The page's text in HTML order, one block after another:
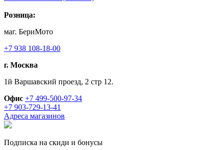
Розница:
маг. БериМото
+7 938 108-18-00
г. Москва
1й Варшавский проезд, 2 стр 12.
Офис +7 499-500-97-34
+7 903-729-13-41
Адреса магазинов
Подписка на скиди и бонусы